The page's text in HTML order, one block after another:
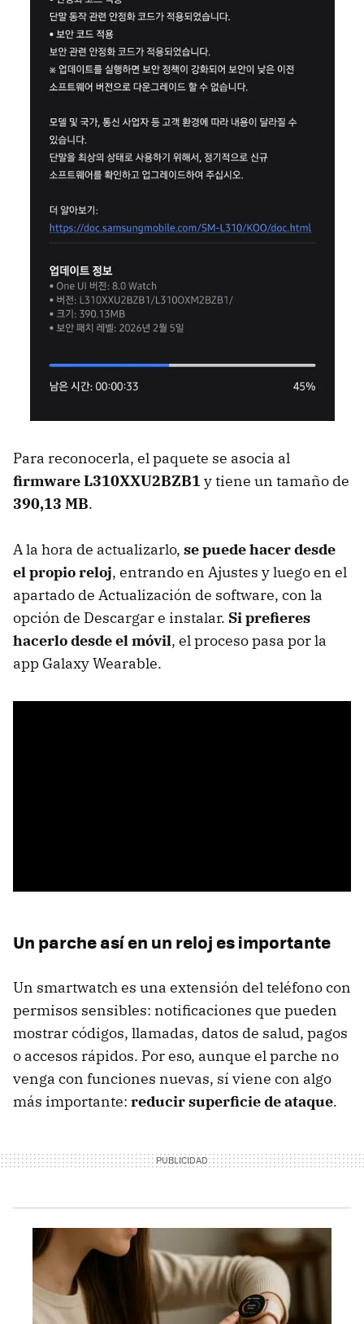
Para reconocerla, el paquete se asocia al
firmware L310XXU2BZB1 y tiene un tamaño de
390,13 MB.
A la hora de actualizarlo, se puede hacer desde
el propio reloj, entrando en Ajustes y luego en el
apartado de Actualización de software, con la
opción de Descargar e instalar. Si prefieres
hacerlo desde el móvil, el proceso pasa por la
app Galaxy Wearable.
Un parche así en un reloj es importante
Un smartwatch es una extensión del teléfono con
permisos sensibles: notificaciones que pueden
mostrar códigos, llamadas, datos de salud, pagos
o accesos rápidos. Por eso, aunque el parche no
venga con funciones nuevas, sí viene con algo
más importante: reducir superficie de ataque.